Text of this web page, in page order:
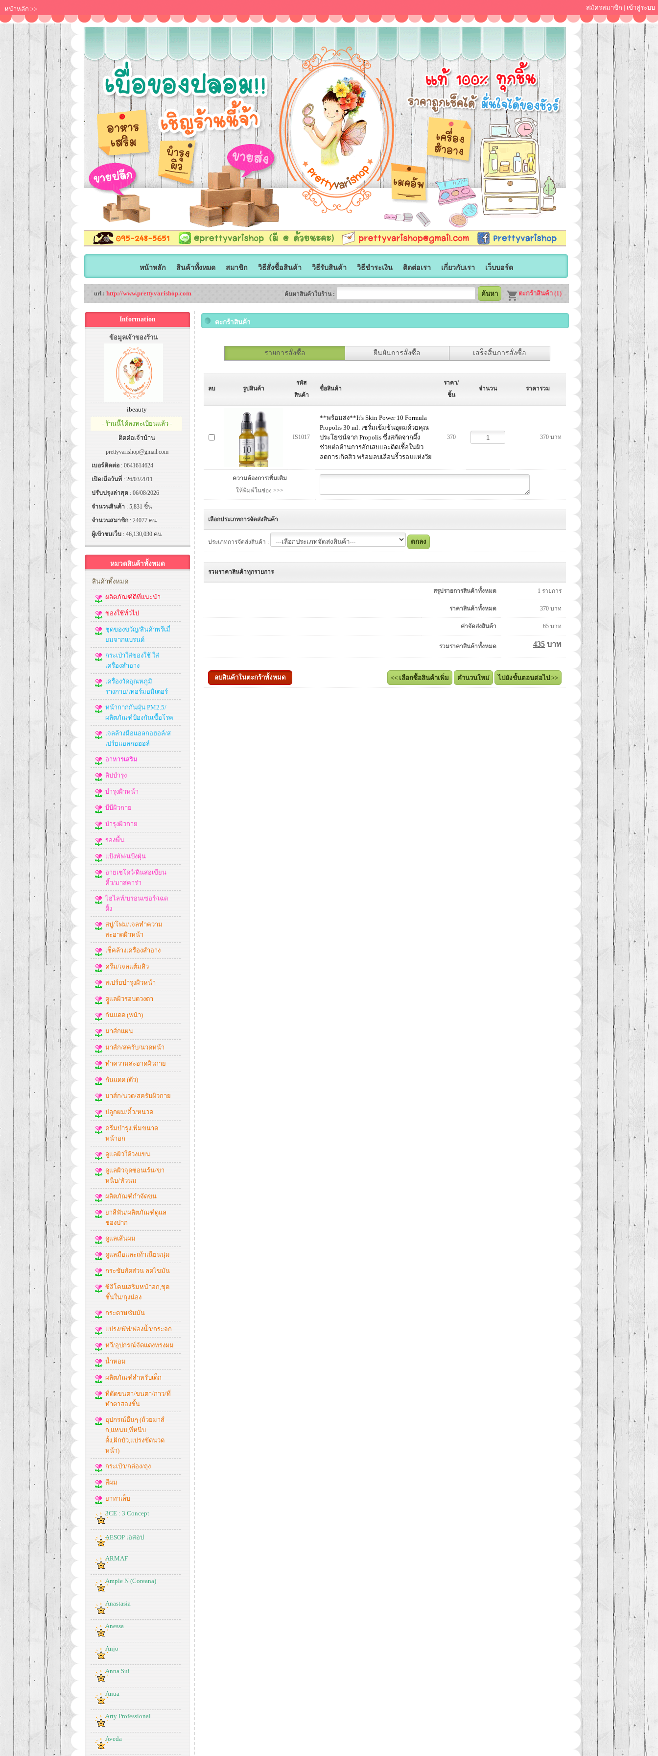
หน้าหลัก >> สมัครสมาชิก | เข้าสู่ระบบ
หน้าหลัก สินค้าทั้งหมด สมาชิก วิธีสั่งซื้อสินค้า วิธีรับสินค้า วิธีชำระเงิน ติดต่อเรา เกี่ยวกับเรา เว็บบอร์ด
ตะกร้าสินค้า (1)
url : http://www.prettyvarishop.com ค้นหาสินค้าในร้าน :
Information
ข้อมูลเจ้าของร้าน
ibeauty
- ร้านนี้ได้ลงทะเบียนแล้ว -
ติดต่อเจ้าบ้าน
prettyvarishop@gmail.com
เบอร์ติดต่อ : 0641614624
เปิดเมื่อวันที่ : 26/03/2011
ปรับปรุงล่าสุด : 06/08/2026
จำนวนสินค้า : 5,831 ชิ้น
จำนวนสมาชิก : 24077 คน
ผู้เข้าชมเว็บ : 46,130,030 คน
หมวดสินค้าทั้งหมด
สินค้าทั้งหมด
ผลิตภัณฑ์ดีที่แนะนำ
ของใช้ทั่วไป
ชุดของขวัญ/สินค้าพรีเมี่
ยมจากแบรนด์
กระเป๋าใส่ของใช้ ใส่
เครื่องสำอาง
เครื่องวัดอุณหภูมิ
ร่างกาย/เทอร์มอมิเตอร์
หน้ากากกันฝุ่น PM2.5/
ผลิตภัณฑ์ป้องกันเชื้อโรค
เจลล้างมือแอลกอฮอล์/ส
เปร์ยแอลกอฮอล์
อาหารเสริม
ลิปบำรุง
บำรุงผิวหน้า
บีบีผิวกาย
บำรุงผิวกาย
รองพื้น
แป้งพัฟ/แป้งฝุ่น
อายเชโดว์/ดินสอเขียน
คิ้ว/มาสคาร่า
ไฮไลท์/บรอนเซอร์/เฉด
ดิ้ง
สบู่/โฟม/เจลทำความ
สะอาดผิวหน้า
เช็คล้างเครื่องสำอาง
ครีม/เจลแต้มสิว
สเปร์ยบำรุงผิวหน้า
ดููแลผิวรอบดวงตา
กันแดด (หน้า)
มาส์กแผ่น
มาส์ก/สครับ/นวดหน้า
ทำความสะอาดผิวกาย
กันแดด (ตัว)
มาส์ก/นวด/สครับผิวกาย
ปลูกผม/คิ้ว/หนวด
ครีมบำรุงเพิ่มขนาด
หน้าอก
ดูแลผิวใต้วงแขน
ดูแลผิวจุดซ่อนเร้น/ขา
หนีบ/หัวนม
ผลิตภัณฑ์กำจัดขน
ยาสีฟัน/ผลิตภัณฑ์ดูแล
ช่องปาก
ดูแลเส้นผม
ดูแลมือและเท้าเนียนนุ่ม
กระชับสัดส่วน ลดไขมัน
ซิลิโคนเสริมหน้าอก,ชุด
ชั้นใน/ถุงน่อง
กระดาษซับมัน
แปรง/พัฟ/ฟองน้ำ/กระจก
หวี/อุปกรณ์จัดแต่งทรงผม
น้ำหอม
ผลิตภัณฑ์สำหรับเด็ก
ที่ดัดขนตา/ขนตา/กาว/ที่
ทำตาสองชั้น
อุปกรณ์อื่นๆ (ถ้วยมาส์
ก,แหนบ,ที่หนีบ
ดั้ง,ฝักบัว,แปรงขัดนวด
หน้า)
กระเป๋า/กล่อง/ถุง
สีผม
ยาทาเล็บ
3CE : 3 Concept
AESOP เอสอป
ARMAF
Ample N (Coreana)
Anastasia
Anessa
Anjo
Anna Sui
Anua
Arty Professional
Aveda
ตะกร้าสินค้า
รายการสั่งซื้อ ยืนยันการสั่งซื้อ เสร็จสิ้นการสั่งซื้อ
ลบ รูปสินค้า
รหัส
สินค้า
ชื่อสินค้า
ราคา/
ชิ้น
จำนวน ราคารวม
IS1017
**พร้อมส่ง**It's Skin Power 10 Formula
Propolis 30 ml. เซรั่มเข้มข้นอุดมด้วยคุณ
ประโยชน์จาก Propolis ซึ่งสกัดจากผึ้ง
ช่วยต่อต้านการอักเสบและติดเชื้อในผิว
ลดการเกิดสิว พร้อมลบเลือนริ้วรอยแห่งวัย
370 370 บาท
ความต้องการเพิ่มเติม
ให้พิมพ์ในช่อง >>>
เลือกประเภทการจัดส่งสินค้า
ประเภทการจัดส่งสินค้า :
รวมราคาสินค้าทุกรายการ
สรุปรายการสินค้าทั้งหมด 1 รายการ
ราคาสินค้าทั้งหมด 370 บาท
ค่าจัดส่งสินค้า 65 บาท
รวมราคาสินค้าทั้งหมด 435 บาท